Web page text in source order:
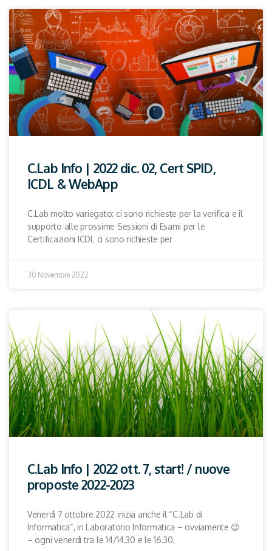
C.Lab Info | 2022 dic. 02, Cert SPID,
ICDL & WebApp
C.Lab molto variegato: ci sono richieste per la verifica e il
supporto alle prossime Sessioni di Esami per le
Certificazioni ICDL ci sono richieste per
30 Novembre 2022
C.Lab Info | 2022 ott. 7, start! / nuove
proposte 2022-2023
Venerdì 7 ottobre 2022 inizia anche il “C.Lab di
Informatica“, in Laboratorio Informatica – ovviamente 😉
– ogni venerdì tra le 14/14.30 e le 16.30,